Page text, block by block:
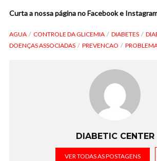
Curta a nossa página no Facebook e
AGUA CONTROLE DA GLICEMIA DIABETES
DOENÇAS ASSOCIADAS
PREVENCAO
DIABETIC CENTER
VER TODAS AS POSTAGENS